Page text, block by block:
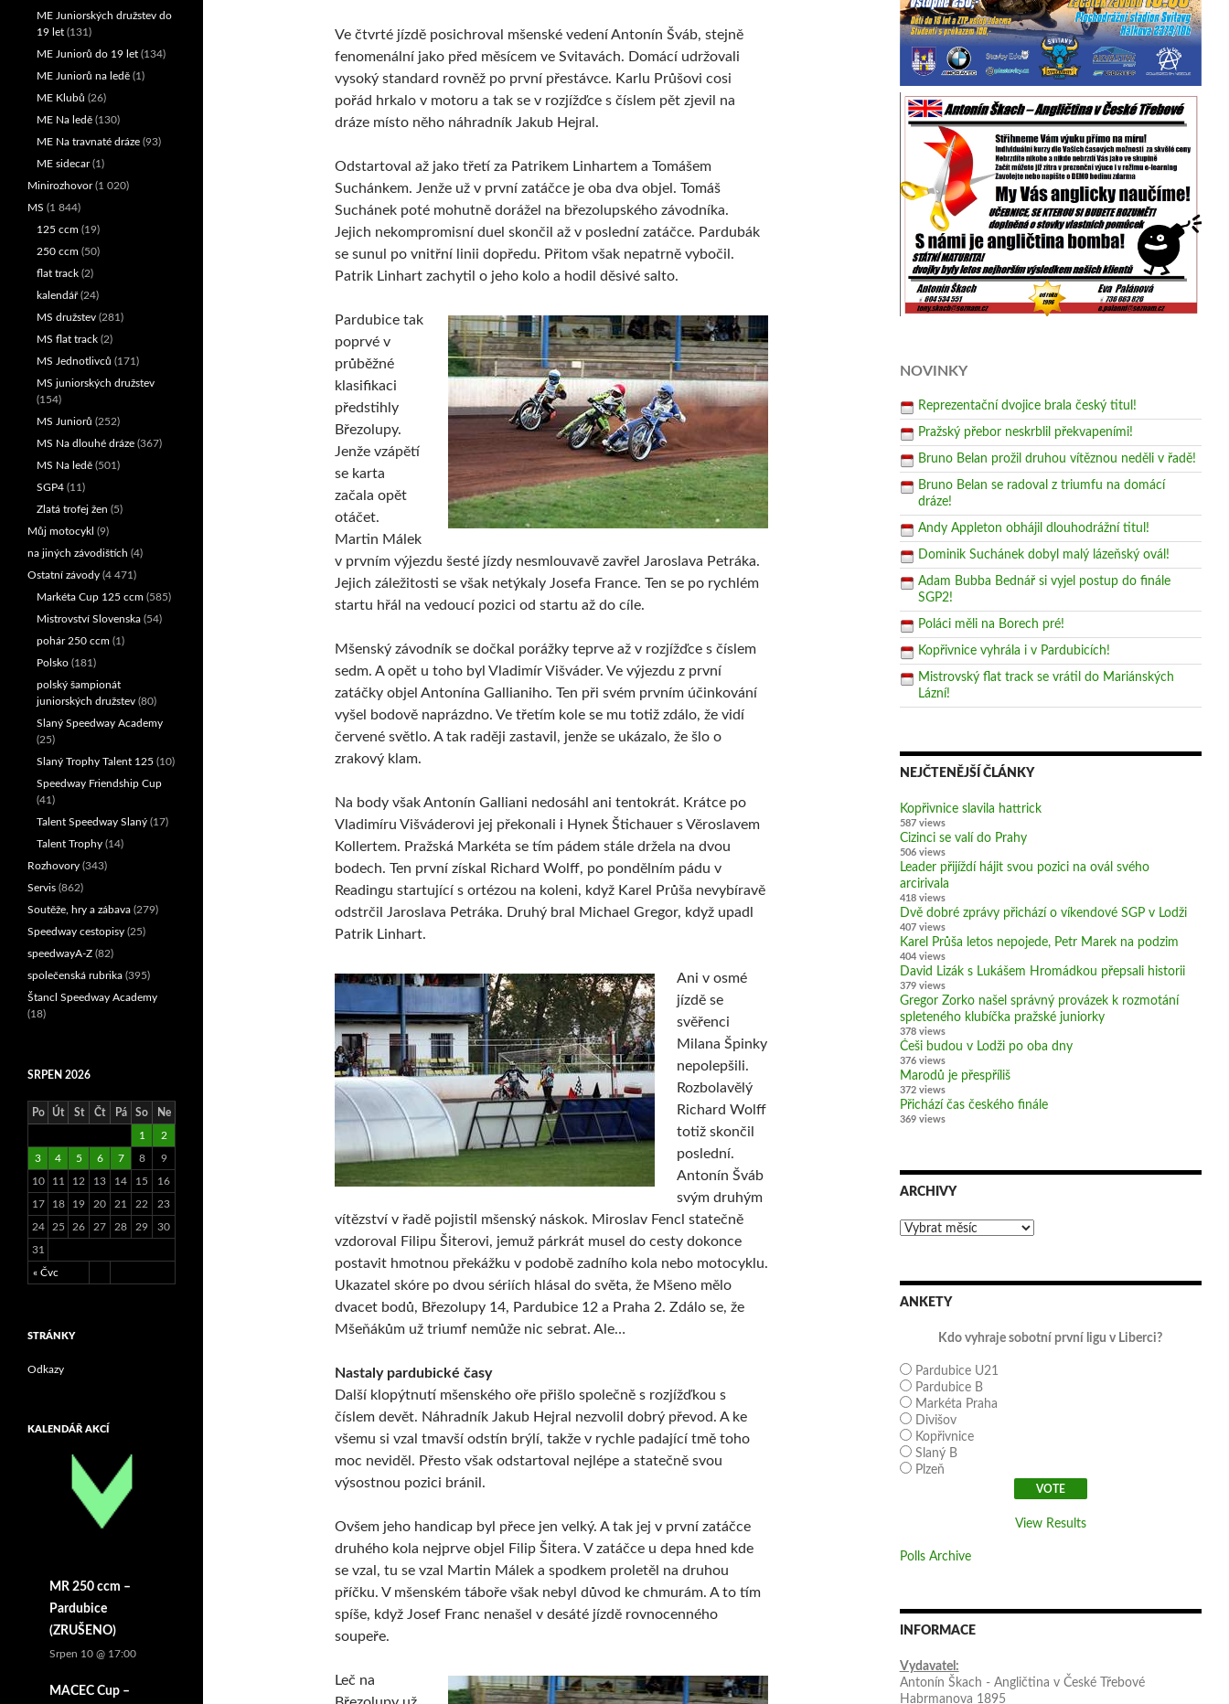
Ve čtvrté jízdě posichroval mšenské vedení Antonín Šváb, stejně
fenomenální jako před měsícem ve Svitavách. Domácí udržovali
vysoký standard rovněž po první přestávce. Karlu Průšovi cosi
pořád hrkalo v motoru a tak se v rozjížďce s číslem pět zjevil na
dráze místo něho náhradník Jakub Hejral.
Odstartoval až jako třetí za Patrikem Linhartem a Tomášem
Suchánkem. Jenže už v první zatáčce je oba dva objel. Tomáš
Suchánek poté mohutně dorážel na březolupského závodníka.
Jejich nekompromisní duel skončil až v poslední zatáčce. Pardubák
se sunul po vnitřní linii dopředu. Přitom však nepatrně vybočil.
Patrik Linhart zachytil o jeho kolo a hodil děsivé salto.
Pardubice tak
poprvé v
průběžné
klasifikaci
předstihly
Březolupy.
Jenže vzápětí
se karta
začala opět
otáčet.
Martin Málek
v prvním výjezdu šesté jízdy nesmlouvavě zavřel Jaroslava Petráka.
Jejich záležitosti se však netýkaly Josefa France. Ten se po rychlém
startu hřál na vedoucí pozici od startu až do cíle.
Mšenský závodník se dočkal porážky teprve až v rozjížďce s číslem
sedm. A opět u toho byl Vladimír Višváder. Ve výjezdu z první
zatáčky objel Antonína Gallianiho. Ten při svém prvním účinkování
vyšel bodově naprázdno. Ve třetím kole se mu totiž zdálo, že vidí
červené světlo. A tak raději zastavil, jenže se ukázalo, že šlo o
zrakový klam.
Na body však Antonín Galliani nedosáhl ani tentokrát. Krátce po
Vladimíru Višváderovi jej překonali i Hynek Štichauer s Věroslavem
Kollertem. Pražská Markéta se tím pádem stále držela na dvou
bodech. Ten první získal Richard Wolff, po pondělním pádu v
Readingu startující s ortézou na koleni, když Karel Průša nevybíravě
odstrčil Jaroslava Petráka. Druhý bral Michael Gregor, když upadl
Patrik Linhart.
Ani v osmé
jízdě se
svěřenci
Milana Špinky
nepolepšili.
Rozbolavělý
Richard Wolff
totiž skončil
poslední.
Antonín Šváb
svým druhým
vítězství v řadě pojistil mšenský náskok. Miroslav Fencl statečně
vzdoroval Filipu Šiterovi, jemuž párkrát musel do cesty dokonce
postavit hmotnou překážku v podobě zadního kola nebo motocyklu.
Ukazatel skóre po dvou sériích hlásal do světa, že Mšeno mělo
dvacet bodů, Březolupy 14, Pardubice 12 a Praha 2. Zdálo se, že
Mšeňákům už triumf nemůže nic sebrat. Ale…
Nastaly pardubické časy
Další klopýtnutí mšenského oře přišlo společně s rozjížďkou s
číslem devět. Náhradník Jakub Hejral nezvolil dobrý převod. A ke
všemu si vzal tmavší odstín brýlí, takže v rychle padající tmě toho
moc neviděl. Přesto však odstartoval nejlépe a statečně svou
výsostnou pozici bránil.
Ovšem jeho handicap byl přece jen velký. A tak jej v první zatáčce
druhého kola nejprve objel Filip Šitera. V zatáčce u depa hned kde
se vzal, tu se vzal Martin Málek a spodkem proletěl na druhou
příčku. V mšenském táboře však nebyl důvod ke chmurám. A to tím
spíše, když Josef Franc nenašel v desáté jízdě rovnocenného
soupeře.
Leč na
NOVINKY
Reprezentační dvojice brala český titul!
Pražský přebor neskrblil překvapeními!
Bruno Belan prožil druhou vítěznou neděli v řadě!
Bruno Belan se radoval z triumfu na domácí
dráze!
Andy Appleton obhájil dlouhodrážní titul!
Dominik Suchánek dobyl malý lázeňský ovál!
Adam Bubba Bednář si vyjel postup do finále
SGP2!
Poláci měli na Borech pré!
Kopřivnice vyhrála i v Pardubicích!
Mistrovský flat track se vrátil do Mariánských
Lázní!
NEJČTENĚJŠÍ ČLÁNKY
Kopřivnice slavila hattrick
587 views
Cizinci se valí do Prahy
506 views
Leader přijíždí hájit svou pozici na ovál svého
arcirivala
418 views
Dvě dobré zprávy přichází o víkendové SGP v Lodži
407 views
Karel Průša letos nepojede, Petr Marek na podzim
404 views
David Lizák s Lukášem Hromádkou přepsali historii
379 views
Gregor Zorko našel správný provázek k rozmotání
spleteného klubíčka pražské juniorky
378 views
Češi budou v Lodži po oba dny
376 views
Marodů je přespříliš
372 views
Přichází čas českého finále
369 views
ARCHIVY
Archivy
ANKETY
Kdo vyhraje sobotní první ligu v Liberci?
Pardubice U21
Pardubice B
Markéta Praha
Divišov
Kopřivnice
Slaný B
Plzeň
View Results
Polls Archive
INFORMACE
Vydavatel:
Antonín Škach - Angličtina v České Třebové
Habrmanova 1895
ME Juniorských družstev do
19 let (131)
ME Juniorů do 19 let (134)
ME Juniorů na ledě (1)
ME Klubů (26)
ME Na ledě (130)
ME Na travnaté dráze (93)
ME sidecar(1)
Minirozhovor(1 020)
MS (1 844)
125 ccm (19)
250 ccm (50)
flat track (2)
kalendář(24)
MS družstev (281)
MS flat track (2)
MS Jednotlivců (171)
MS juniorských družstev
(154)
MS Juniorů (252)
MS Na dlouhé dráze (367)
MS Na ledě (501)
SGP4 (11)
Zlatá trofej žen (5)
Můj motocykl (9)
na jiných závodištích (4)
Ostatní závody (4 471)
Markéta Cup 125 ccm (585)
Mistrovství Slovenska (54)
pohár 250 ccm (1)
Polsko (181)
polský šampionát
juniorských družstev (80)
Slaný Speedway Academy
(25)
Slaný Trophy Talent 125 (10)
Speedway Friendship Cup
(41)
Talent Speedway Slaný (17)
Talent Trophy (14)
Rozhovory (343)
Servis (862)
Soutěže, hry a zábava (279)
Speedway cestopisy (25)
speedwayA-Z (82)
společenská rubrika (395)
Štancl Speedway Academy
(18)
SRPEN 2026
Po Út St Čt Pá So Ne
« Čvc
1 2
3 4 5 6 7 8 9
10 11 12 13 14 15 16
17 18 19 20 21 22 23
24 25 26 27 28 29 30
31
STRÁNKY
Odkazy
KALENDÁŘ AKCÍ
MR 250 ccm –
Pardubice
(ZRUŠENO)
Srpen 10 @ 17:00
MACEC Cup –